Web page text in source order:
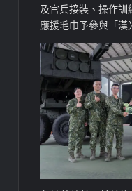
及官兵接裝、操作訓
應援毛巾予參與「漢